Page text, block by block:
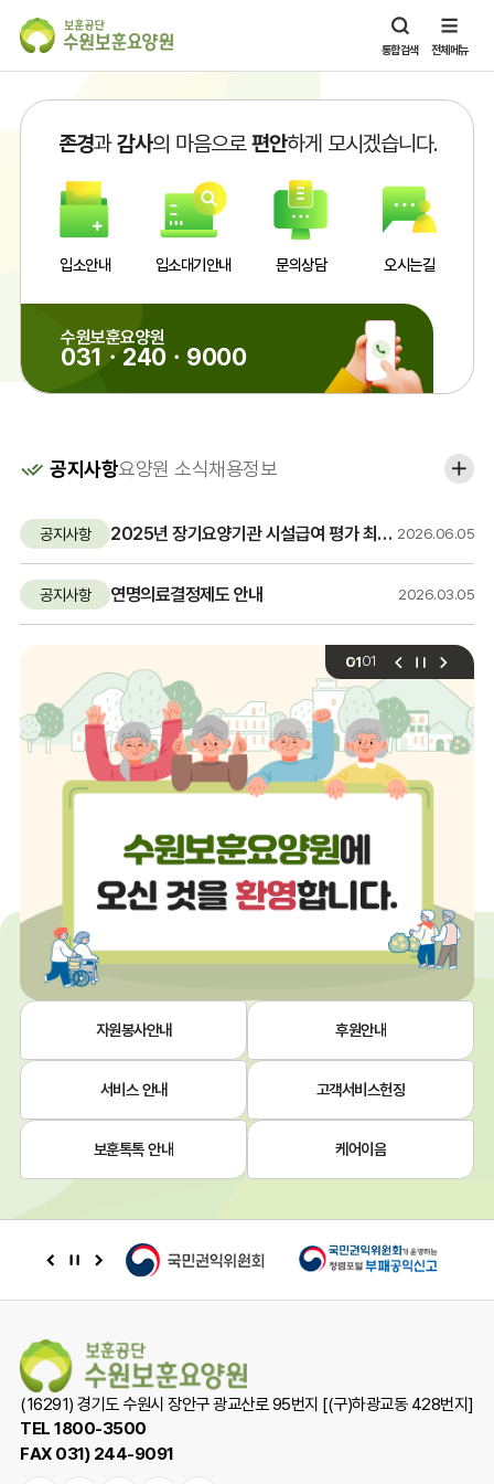
통합검색 전체메뉴
존경과감사의 마음으로편안하게 모시겠습니다.
입소안내 입소대기안내 문의상담 오시는길
수원보훈요양원
031ㆍ240ㆍ9000
게
판
요
약
공지사항요양원 소식채용정보
공지사항 2025년 장기요양기관 시설급여 평가 최우수기관(A등급) 선정 안내 2026.06.05
공지사항 연명의료결정제도 안내 2026.03.05
More
0101
팝
업
존
이
전
팝
업
존
정
지
팝
업
존
자원봉사안내 후원안내
서비스 안내 고객서비스헌장
보훈톡톡 안내 케어이음
배
전
배
지
배
음
(16291) 경기도 수원시 장안구 광교산로 95번지 [(구)하광교동 428번지]
TEL 1800-3500
FAX 031) 244-9091